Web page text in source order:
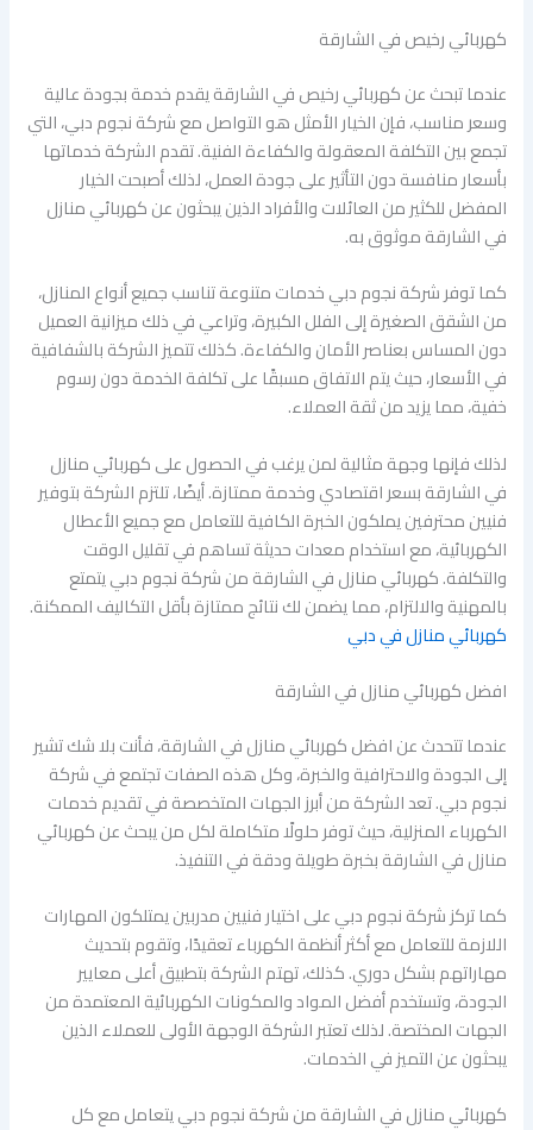
كهربائي رخيص في الشارقة
عندما تبحث عن كهربائي رخيص في الشارقة يقدم خدمة بجودة عالية
وسعر مناسب، فإن الخيار الأمثل هو التواصل مع شركة نجوم دبي، التي
تجمع بين التكلفة المعقولة والكفاءة الفنية. تقدم الشركة خدماتها
بأسعار منافسة دون التأثير على جودة العمل، لذلك أصبحت الخيار
المفضل للكثير من العائلات والأفراد الذين يبحثون عن كهربائي منازل
في الشارقة موثوق به.
كما توفر شركة نجوم دبي خدمات متنوعة تناسب جميع أنواع المنازل،
من الشقق الصغيرة إلى الفلل الكبيرة، وتراعي في ذلك ميزانية العميل
دون المساس بعناصر الأمان والكفاءة. كذلك تتميز الشركة بالشفافية
في الأسعار، حيث يتم الاتفاق مسبقًا على تكلفة الخدمة دون رسوم
خفية، مما يزيد من ثقة العملاء.
لذلك فإنها وجهة مثالية لمن يرغب في الحصول على كهربائي منازل
في الشارقة بسعر اقتصادي وخدمة ممتازة. أيضًا، تلتزم الشركة بتوفير
فنيين محترفين يملكون الخبرة الكافية للتعامل مع جميع الأعطال
الكهربائية، مع استخدام معدات حديثة تساهم في تقليل الوقت
والتكلفة. كهربائي منازل في الشارقة من شركة نجوم دبي يتمتع
بالمهنية والالتزام، مما يضمن لك نتائج ممتازة بأقل التكاليف الممكنة.
كهربائي منازل في دبي
افضل كهربائي منازل في الشارقة
عندما تتحدث عن افضل كهربائي منازل في الشارقة، فأنت بلا شك تشير
إلى الجودة والاحترافية والخبرة، وكل هذه الصفات تجتمع في شركة
نجوم دبي. تعد الشركة من أبرز الجهات المتخصصة في تقديم خدمات
الكهرباء المنزلية، حيث توفر حلولًا متكاملة لكل من يبحث عن كهربائي
منازل في الشارقة بخبرة طويلة ودقة في التنفيذ.
كما تركز شركة نجوم دبي على اختيار فنيين مدربين يمتلكون المهارات
اللازمة للتعامل مع أكثر أنظمة الكهرباء تعقيدًا، وتقوم بتحديث
مهاراتهم بشكل دوري. كذلك، تهتم الشركة بتطبيق أعلى معايير
الجودة، وتستخدم أفضل المواد والمكونات الكهربائية المعتمدة من
الجهات المختصة. لذلك تعتبر الشركة الوجهة الأولى للعملاء الذين
يبحثون عن التميز في الخدمات.
كهربائي منازل في الشارقة من شركة نجوم دبي يتعامل مع كل